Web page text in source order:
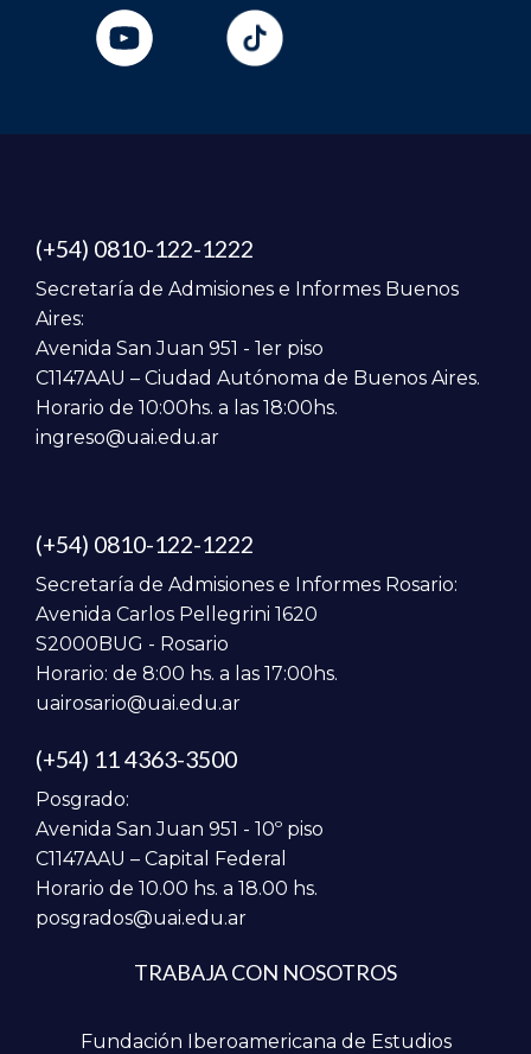
(+54) 0810-122-1222
Secretaría de Admisiones e Informes Buenos
Aires:
Avenida San Juan 951 - 1er piso
C1147AAU – Ciudad Autónoma de Buenos Aires.
Horario de 10:00hs. a las 18:00hs.
ingreso@uai.edu.ar
(+54) 0810-122-1222
Secretaría de Admisiones e Informes Rosario:
Avenida Carlos Pellegrini 1620
S2000BUG - Rosario
Horario: de 8:00 hs. a las 17:00hs.
uairosario@uai.edu.ar
(+54) 11 4363-3500
Posgrado:
Avenida San Juan 951 - 10º piso
C1147AAU – Capital Federal
Horario de 10.00 hs. a 18.00 hs.
posgrados@uai.edu.ar
TRABAJA CON NOSOTROS
Fundación Iberoamericana de Estudios